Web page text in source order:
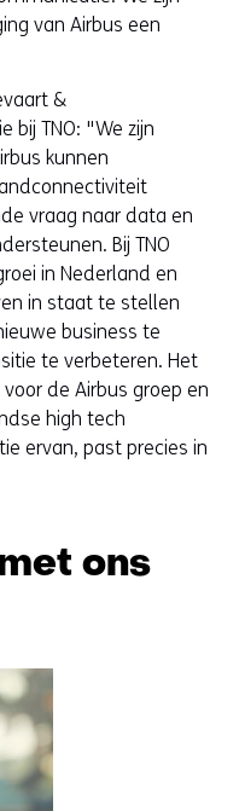
van Airbus een
&
bij TNO: "We zijn
kunnen
vraag naar data en
Bij TNO
in Nederland en
in staat te stellen
business te
te verbeteren. Het
de Airbus groep en
high tech
ervan, past precies in
ons